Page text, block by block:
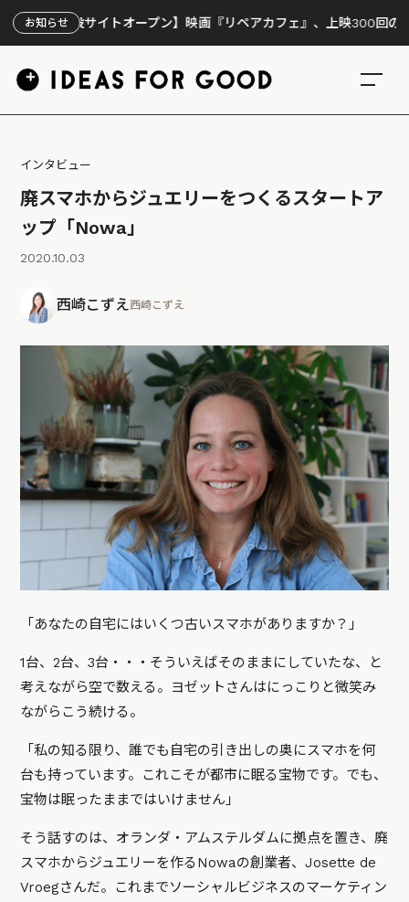
お知らせ
イトオープン】映画『リペアカフェ』、上映300回の先で見えてきた
インタビュー
廃スマホからジュエリーをつくるスタートア
ップ「Nowa」
2020.10.03
西崎こずえ西崎こずえ
「あなたの自宅にはいくつ古いスマホがありますか？」
1台、2台、3台・・・そういえばそのままにしていたな、と
考えながら空で数える。ヨゼットさんはにっこりと微笑み
ながらこう続ける。
「私の知る限り、誰でも自宅の引き出しの奥にスマホを何
台も持っています。これこそが都市に眠る宝物です。でも、
宝物は眠ったままではいけません」
そう話すのは、オランダ・アムステルダムに拠点を置き、廃
スマホからジュエリーを作るNowaの創業者、Josette de
Vroegさんだ。これまでソーシャルビジネスのマーケティン